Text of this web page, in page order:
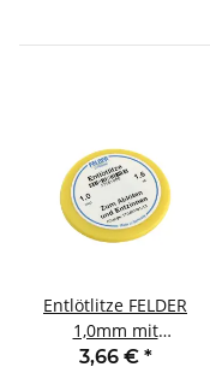
Entlötlitze FELDER
1,0mm mit
halogenfreiem
3,66 € *